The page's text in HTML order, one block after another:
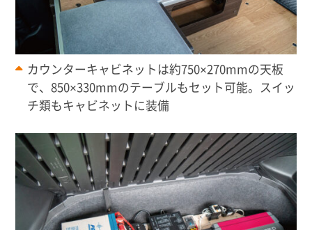
カウンターキャビネットは約750×270mmの天板
で、850×330mmのテーブルもセット可能。スイッ
チ類もキャビネットに装備